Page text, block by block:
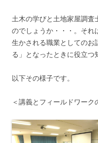
土木の学びと土地家屋調査
のでしょうか・・・。それ
生かされる職業としてのお
る」となったときに役立つ
以下その様子です。
＜講義とフィールドワーク